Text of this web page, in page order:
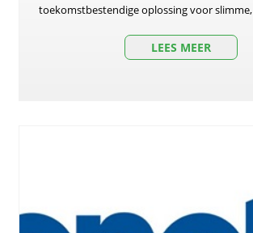
toekomstbestendige oplossing voor slimme,
LEES MEER